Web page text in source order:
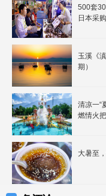
500套
日本采
玉溪《
期）
清凉一“
燃情火
大暑至